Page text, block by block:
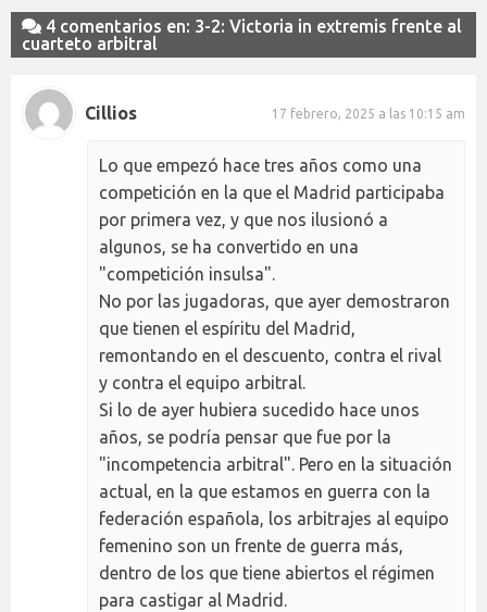
4 comentarios en: 3-2: Victoria in extremis frente al
cuarteto arbitral
Cillios 17 febrero, 2025 a las 10:15 am
Lo que empezó hace tres años como una
competición en la que el Madrid participaba
por primera vez, y que nos ilusionó a
algunos, se ha convertido en una
"competición insulsa".
No por las jugadoras, que ayer demostraron
que tienen el espíritu del Madrid,
remontando en el descuento, contra el rival
y contra el equipo arbitral.
Si lo de ayer hubiera sucedido hace unos
años, se podría pensar que fue por la
"incompetencia arbitral". Pero en la situación
actual, en la que estamos en guerra con la
federación española, los arbitrajes al equipo
femenino son un frente de guerra más,
dentro de los que tiene abiertos el régimen
para castigar al Madrid.